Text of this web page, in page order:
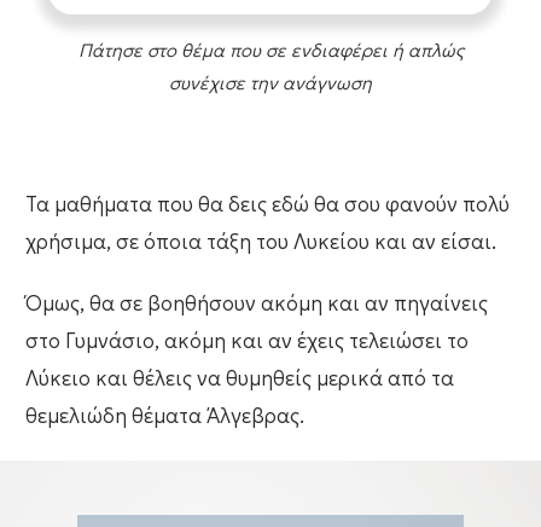
Πάτησε στο θέμα που σε ενδιαφέρει ή απλώς
συνέχισε την ανάγνωση
Τα μαθήματα που θα δεις εδώ θα σου φανούν πολύ
χρήσιμα, σε όποια τάξη του Λυκείου και αν είσαι.
Όμως, θα σε βοηθήσουν ακόμη και αν πηγαίνεις
στο Γυμνάσιο, ακόμη και αν έχεις τελειώσει το
Λύκειο και θέλεις να θυμηθείς μερικά από τα
θεμελιώδη θέματα Άλγεβρας.